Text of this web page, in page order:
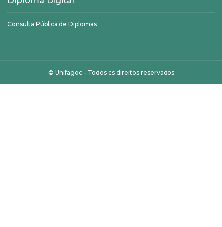
Consulta Pública de Diplomas
© Unifagoc- Todos os direitos reservados